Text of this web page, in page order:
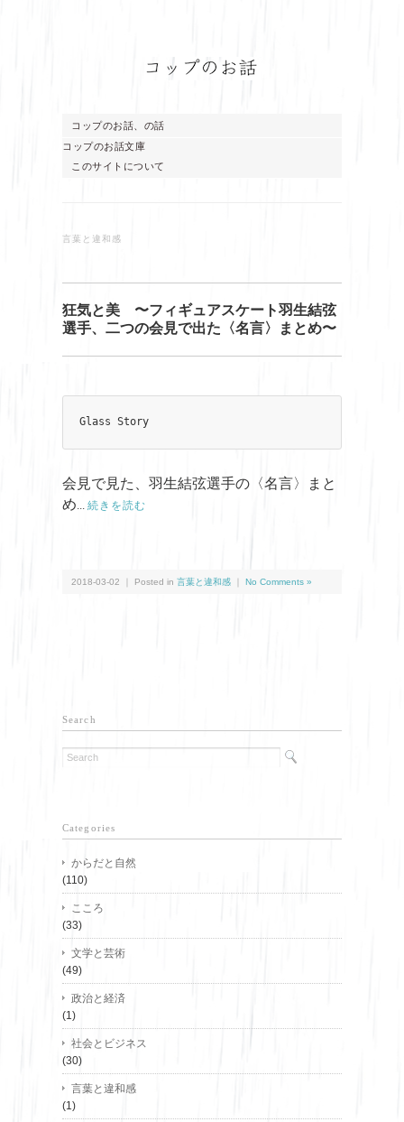
コップのお話、の話
コップのお話文庫
このサイトについて
言葉と違和感
狂気と美 〜フィギュアスケート羽生結弦
選手、二つの会見で出た〈名言〉まとめ〜
Glass Story
会見で見た、羽生結弦選手の〈名言〉まと
め... 続きを読む
2018-03-02 ｜ Posted in 言葉と違和感 No Comments »
Search
Categories
からだと自然
(110)
こころ
(33)
文学と芸術
(49)
政治と経済
(1)
社会とビジネス
(30)
言葉と違和感
(1)